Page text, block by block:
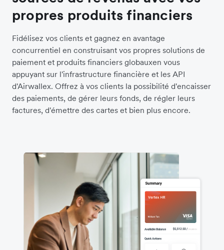
propres produits financiers
Fidélisez vos clients et gagnez en avantage
concurrentiel en construisant vos propres solutions de
paiement et produits financiers globauxen vous
appuyant sur l'infrastructure financière et les API
d'Airwallex. Offrez à vos clients la possibilité d'encaisser
des paiements, de gérer leurs fonds, de régler leurs
factures, d'émettre des cartes et bien plus encore.